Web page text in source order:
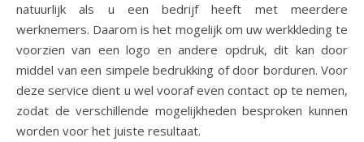
natuurlijk als u een bedrijf heeft met meerdere
werknemers. Daarom is het mogelijk om uw werkkleding te
voorzien van een logo en andere opdruk, dit kan door
middel van een simpele bedrukking of door borduren. Voor
deze service dient u wel vooraf even contact op te nemen,
zodat de verschillende mogelijkheden besproken kunnen
worden voor het juiste resultaat.